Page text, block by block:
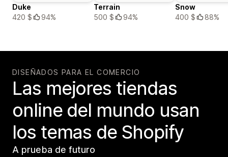
Duke
420 $
94%
Terrain
500 $
94%
Snow
400 $
88%
DISEÑADOS PARA EL COMERCIO
Las mejores tiendas
online del mundo usan
los temas de Shopify
A prueba de futuro